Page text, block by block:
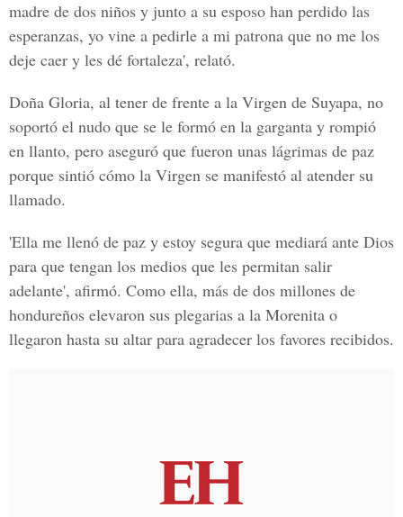
madre de dos niños y junto a su esposo han perdido las
esperanzas, yo vine a pedirle a mi patrona que no me los
deje caer y les dé fortaleza', relató.
Doña Gloria, al tener de frente a la Virgen de Suyapa, no
soportó el nudo que se le formó en la garganta y rompió
en llanto, pero aseguró que fueron unas lágrimas de paz
porque sintió cómo la Virgen se manifestó al atender su
llamado.
'Ella me llenó de paz y estoy segura que mediará ante Dios
para que tengan los medios que les permitan salir
adelante', afirmó. Como ella, más de dos millones de
hondureños elevaron sus plegarias a la Morenita o
llegaron hasta su altar para agradecer los favores recibidos.